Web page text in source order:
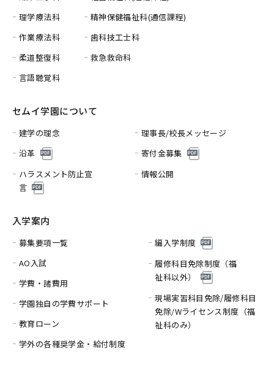
理学療法科
作業療法科
柔道整復科
言語聴覚科
精神保健福祉科(通信課程)
歯科技工士科
救急救命科
セムイ学園について
建学の理念
理事長/校長メッセージ
沿革
寄付金募集
ハラスメント防止宣
言
情報公開
入学案内
募集要項一覧
AO入試
学費・諸費用
学園独自の学費サポート
教育ローン
学外の各種奨学金・給付制度
編入学制度
履修科目免除制度（福
祉科以外）
現場実習科目免除/履修科目
免除/Wライセンス制度（福
祉科のみ）